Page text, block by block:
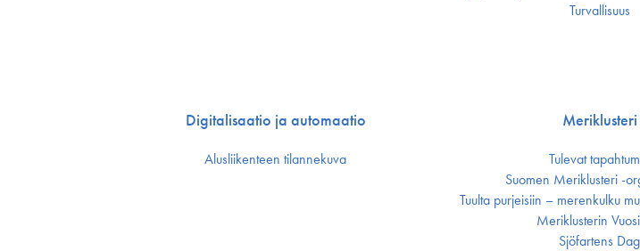
Turvallisuus
Digitalisaatio ja automaatio
Alusliikenteen tilannekuva
Meriklusteri
Tulevat
Suomen Meriklusteri -
Tuulta purjeisiin – merenkulku
Meriklusterin
Sjöfartens Dag